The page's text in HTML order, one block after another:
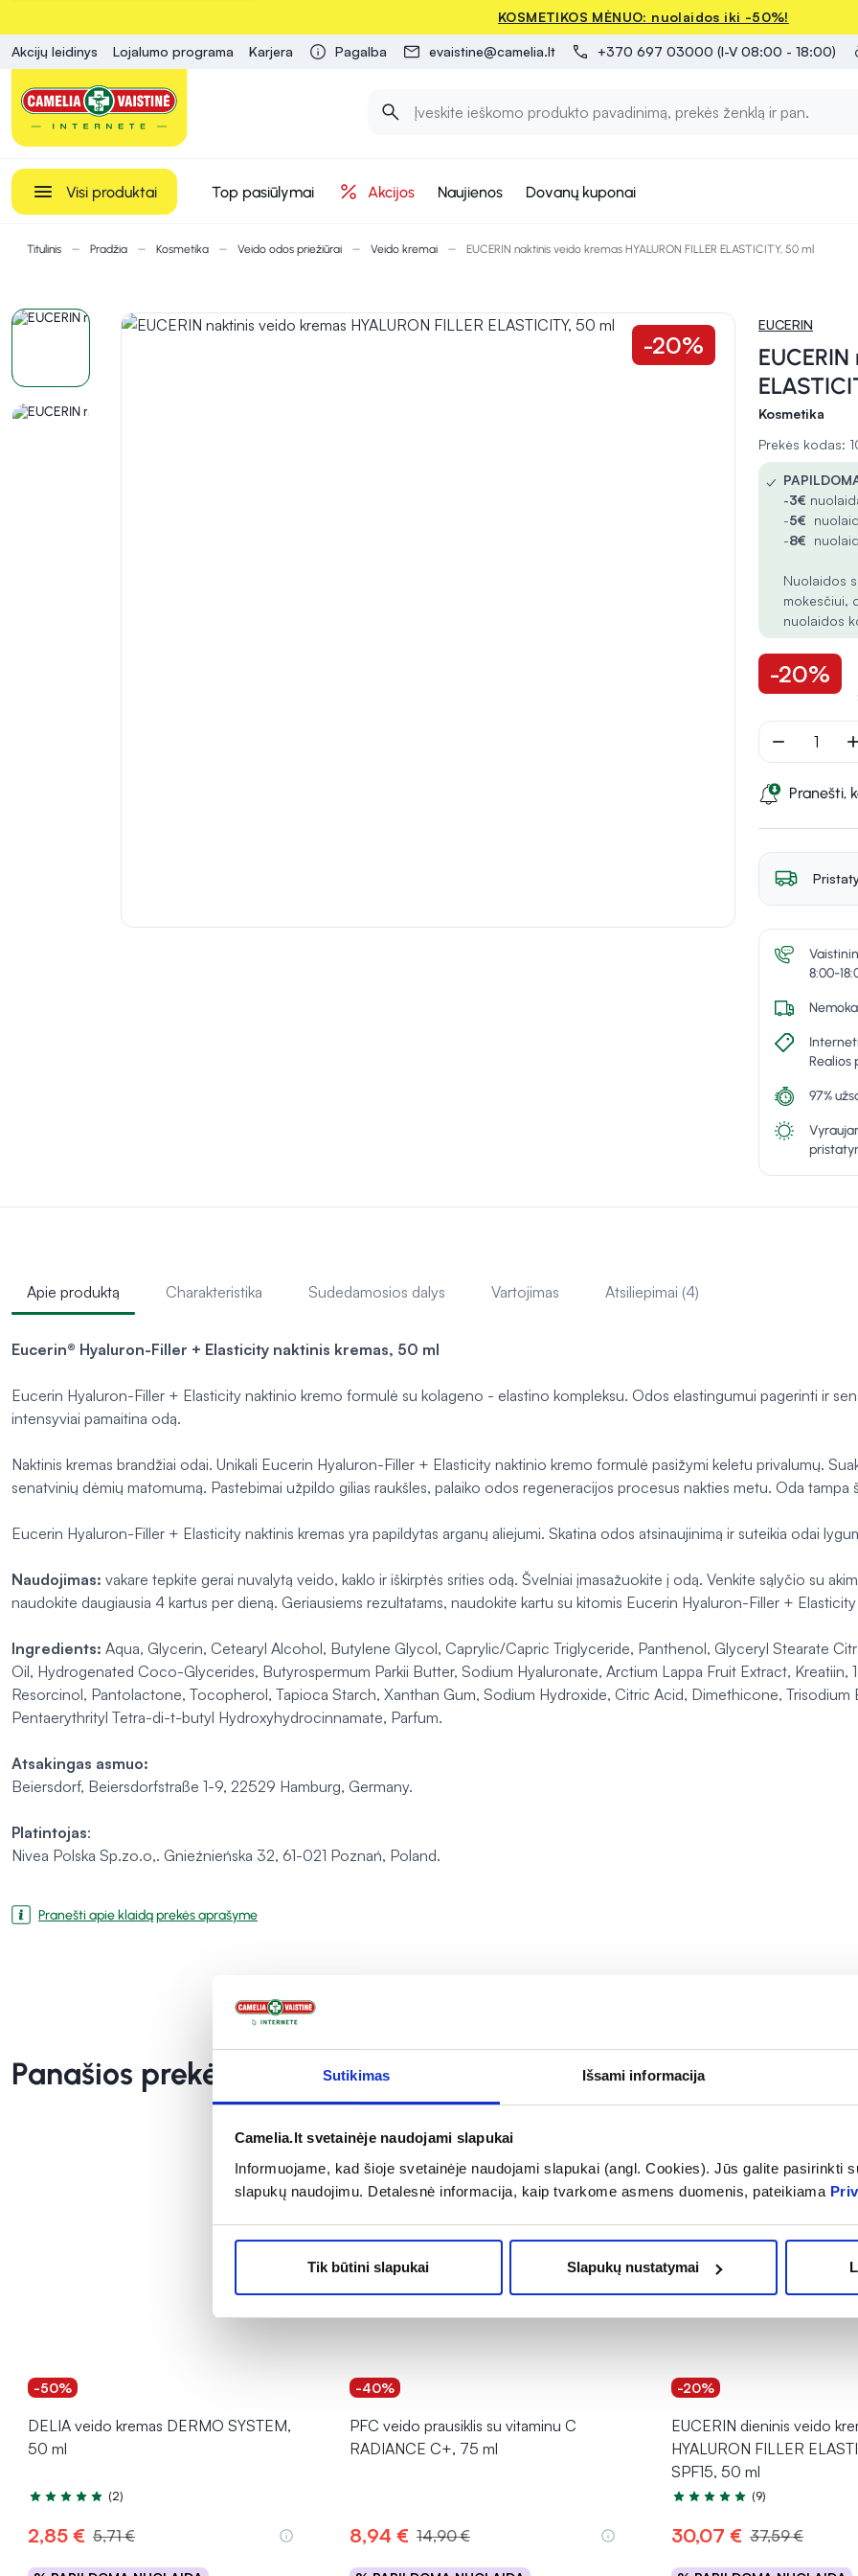
Sutikimas Išsami informacija
Camelia.lt svetainėje naudojami slapukai
Informuojame, kad šioje svetainėje naudojami slapukai (angl. Cookies). Jūs galite pasirinkti
slapukų naudojimu. Detalesnė informacija, kaip tvarkome asmens duomenis, pateikiama
Tik būtini slapukai Slapukų nustatymai
KOSMETIKOS MĖNUO: nuolaidos iki -50%!
Akcijų leidinys Lojalumo programa Karjera Pagalba evaistine@camelia.lt +370 697 03000 (I-V 08:00 - 18:00)
Visi produktai Top pasiūlymai Akcijos Naujienos Dovanų kuponai
Titulinis Pradžia Kosmetika Veido odos priežiūrai Veido kremai EUCERIN naktinis veido kremas HYALURON FILLER ELASTICITY, 50 ml
-20%
EUCERIN
Kosmetika
Prekės kodas:
✓
-3€
-5€
-8€
Nuolaidos
mokesčiui,
nuolaidos
-20%
remove
Pranešti,
8:00-
Realios
97%
Apie produktą Charakteristika Sudedamosios dalys Vartojimas Atsiliepimai (4)
Eucerin® Hyaluron-Filler + Elasticity naktinis kremas, 50 ml
Eucerin Hyaluron-Filler + Elasticity naktinio kremo formulė su kolageno - elastino kompleksu. Odos elastingumui pagerinti ir
intensyviai pamaitina odą.
Naktinis kremas brandžiai odai. Unikali Eucerin Hyaluron-Filler + Elasticity naktinio kremo formulė pasižymi keletu privalumų.
senatvinių dėmių matomumą. Pastebimai užpildo gilias raukšles, palaiko odos regeneracijos procesus nakties metu. Oda
Eucerin Hyaluron-Filler + Elasticity naktinis kremas yra papildytas arganų aliejumi. Skatina odos atsinaujinimą ir suteikia odai
Naudojimas: vakare tepkite gerai nuvalytą veido, kaklo ir iškirptės srities odą. Švelniai įmasažuokite į odą. Venkite sąlyčio su
naudokite daugiausia 4 kartus per dieną. Geriausiems rezultatams, naudokite kartu su kitomis Eucerin Hyaluron-Filler +
Ingredients: Aqua, Glycerin, Cetearyl Alcohol, Butylene Glycol, Caprylic/Capric Triglyceride, Panthenol, Glyceryl Stearate
Oil, Hydrogenated Coco-Glycerides, Butyrospermum Parkii Butter, Sodium Hyaluronate, Arctium Lappa Fruit Extract,
Resorcinol, Pantolactone, Tocopherol, Tapioca Starch, Xanthan Gum, Sodium Hydroxide, Citric Acid, Dimethicone,
Pentaerythrityl Tetra-di-t-butyl Hydroxyhydrocinnamate, Parfum.
Atsakingas asmuo:
Beiersdorf, Beiersdorfstraße 1-9, 22529 Hamburg, Germany.
Platintojas:
Nivea Polska Sp.zo.o,. Gnieźnieńska 32, 61-021 Poznań, Poland.
Pranešti apie klaidą prekės aprašyme
Panašios prekės
-50%
DELIA veido kremas DERMO SYSTEM,
50 ml
Įvertinimas 5.0 iš 5
(2)
2,85 € 5,71 €
-40%
PFC veido prausiklis su vitaminu C
RADIANCE C+, 75 ml
8,94 € 14,90 €
-20%
EUCERIN dieninis veido
HYALURON FILLER
SPF15, 50 ml
Įvertinimas 5.0 iš 5
(9)
30,07 € 37,59 €